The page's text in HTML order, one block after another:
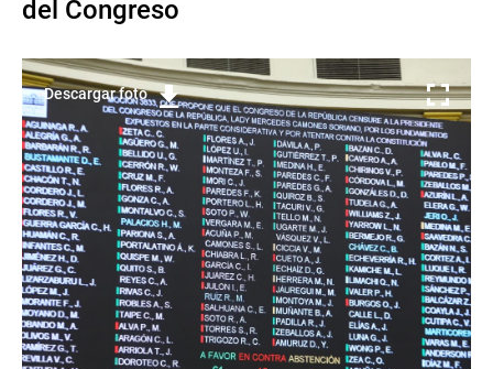
del Congreso
Descargar foto